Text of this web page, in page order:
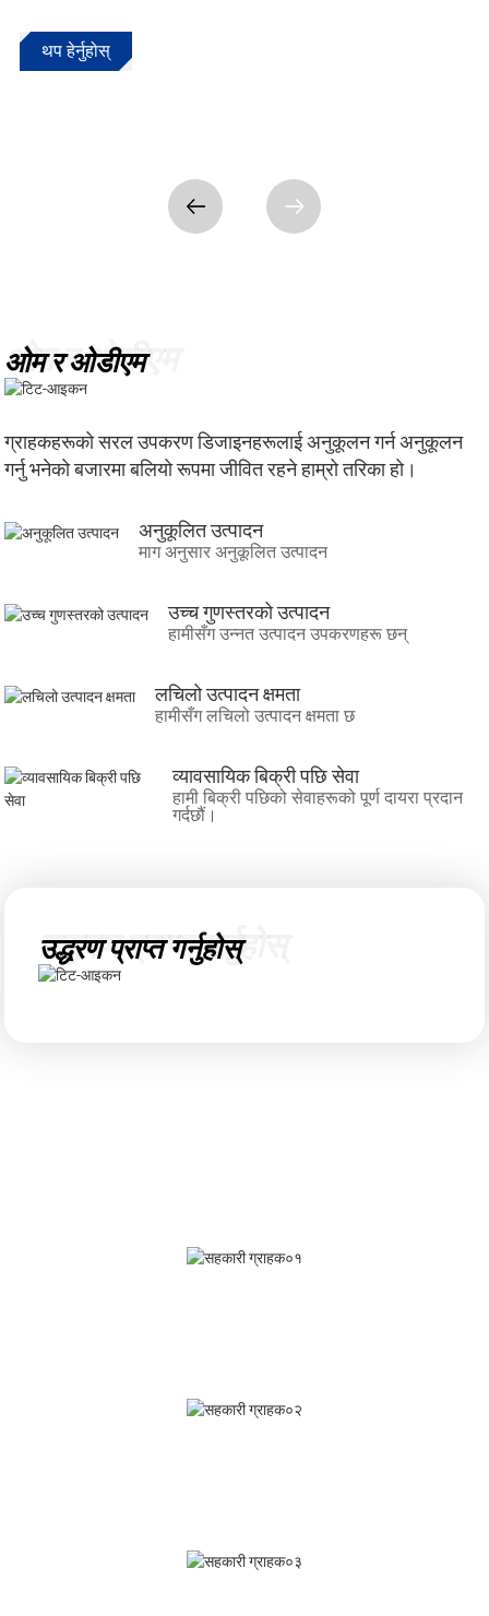
थप हेर्नुहोस्
ओम र ओडीएम
ओम र ओडीएम
ग्राहकहरूको सरल उपकरण डिजाइनहरूलाई अनुकूलन गर्न अनुकूलन
गर्नु भनेको बजारमा बलियो रूपमा जीवित रहने हाम्रो तरिका हो।
अनुकूलित उत्पादन
माग अनुसार अनुकूलित उत्पादन
उच्च गुणस्तरको उत्पादन
हामीसँग उन्नत उत्पादन उपकरणहरू छन्
लचिलो उत्पादन क्षमता
हामीसँग लचिलो उत्पादन क्षमता छ
व्यावसायिक बिक्री पछि सेवा
हामी बिक्री पछिको सेवाहरूको पूर्ण दायरा प्रदान
गर्दछौं।
उद्धरण प्राप्त गर्नुहोस्
उद्धरण प्राप्त गर्नुहोस्